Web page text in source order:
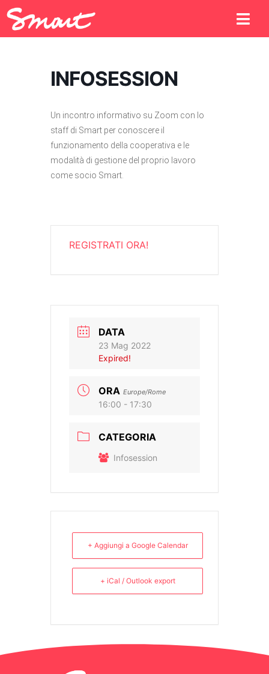
INFOSESSION
Un incontro informativo su Zoom con lo
staff di Smart per conoscere il
funzionamento della cooperativa e le
modalità di gestione del proprio lavoro
come socio Smart.
REGISTRATI ORA!
DATA
23 Mag 2022
Expired!
ORA Europe/Rome
16:00 - 17:30
CATEGORIA
Infosession
+ Aggiungi a Google Calendar
+ iCal / Outlook export